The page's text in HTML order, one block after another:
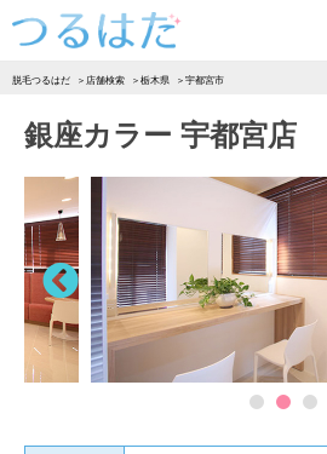
脱毛つるはだ 店舗検索 栃木県 宇都宮市
銀座カラー 宇都宮店
Previous